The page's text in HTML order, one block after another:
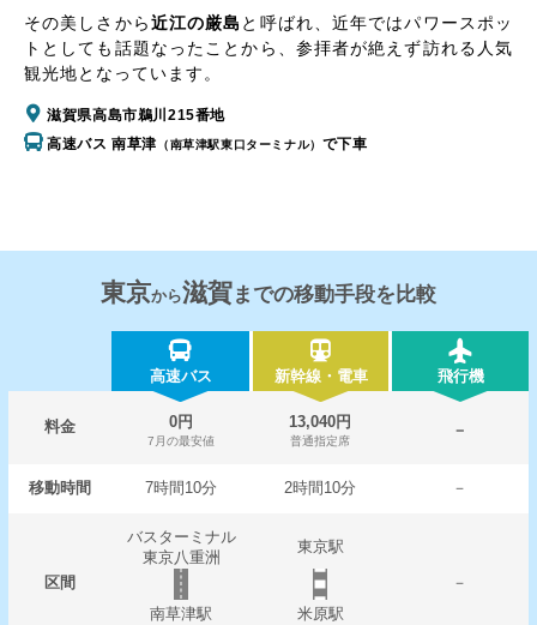
その美しさから近江の厳島 と呼ばれ、近年ではパワースポッ
トとしても話題なったことから、参拝者が絶えず訪れる人気
観光地となっています。
滋賀県高島市鵜川215番地
高速バス 南草津 （南草津駅東口ターミナル） で下車
東京から滋賀までの移動手段を比較
高速バス 新幹線・電車 飛行機
料金 0円
7月の最安値
13,040円
普通指定席
－
移動時間 7時間10分 2時間10分 －
区間
バスターミナル
東京八重洲
東京駅
－
南草津駅
米原駅